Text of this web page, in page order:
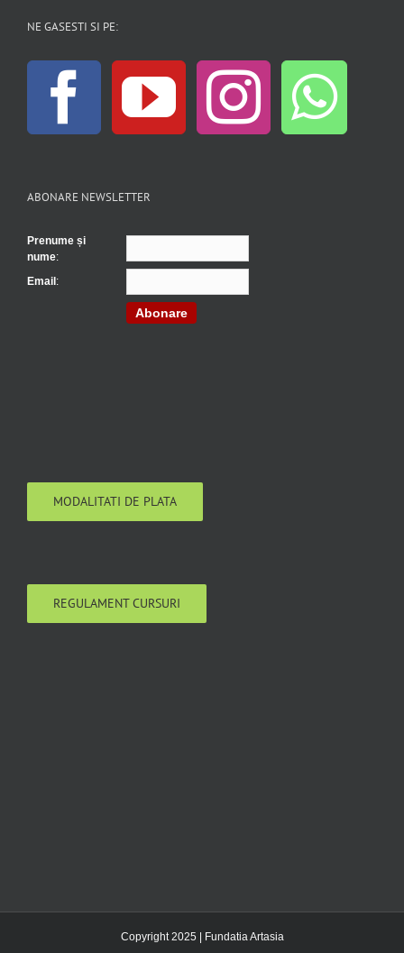
NE GASESTI SI PE:
ABONARE NEWSLETTER
Prenume și
nume:
Email :
Abonare
MODALITATI DE PLATA
REGULAMENT CURSURI
Copyright 2025 | Fundatia Artasia